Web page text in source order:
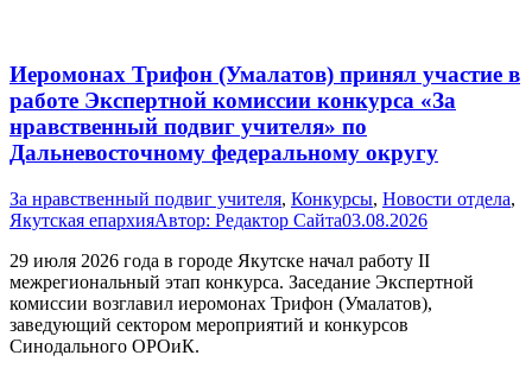
Иеромонах Трифон (Умалатов) принял участие в
работе Экспертной комиссии конкурса «За
нравственный подвиг учителя» по
Дальневосточному федеральному округу
За нравственный подвиг учителя, Конкурсы, Новости отдела,
Якутская епархияАвтор: Редактор Сайта03.08.2026
29 июля 2026 года в городе Якутске начал работу II
межрегиональный этап конкурса. Заседание Экспертной
комиссии возглавил иеромонах Трифон (Умалатов),
заведующий сектором мероприятий и конкурсов
Синодального ОРОиК.